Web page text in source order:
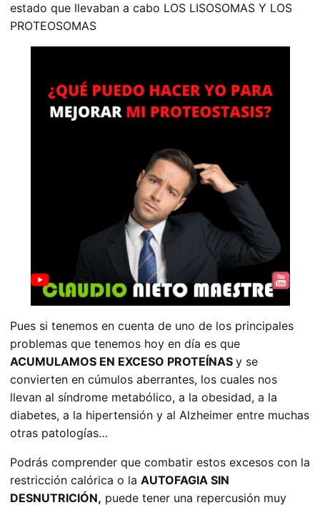
estado que llevaban a cabo LOS LISOSOMAS Y LOS
PROTEOSOMAS
Pues si tenemos en cuenta de uno de los principales
problemas que tenemos hoy en día es que
ACUMULAMOS EN EXCESO PROTEÍNAS y se
convierten en cúmulos aberrantes, los cuales nos
llevan al síndrome metabólico, a la obesidad, a la
diabetes, a la hipertensión y al Alzheimer entre muchas
otras patologías…
Podrás comprender que combatir estos excesos con la
restricción calórica o la AUTOFAGIA SIN
DESNUTRICIÓN, puede tener una repercusión muy